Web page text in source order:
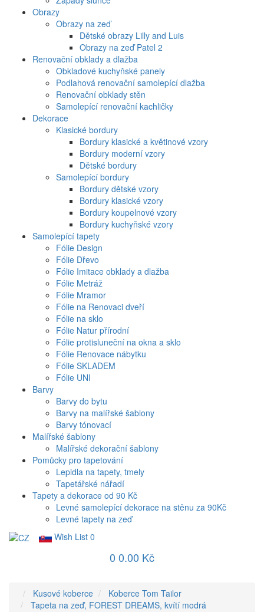
Obrazy
Obrazy na zeď
Dětské obrazy Lilly and Luis
Obrazy na zeď Patel 2
Renovační obklady a dlažba
Obkladové kuchyňské panely
Podlahová renovační samolepící dlažba
Renovační obklady stěn
Samolepící renovační kachličky
Dekorace
Klasické bordury
Bordury klasické a květinové vzory
Bordury moderní vzory
Dětské bordury
Samolepící bordury
Bordury dětské vzory
Bordury klasické vzory
Bordury koupelnové vzory
Bordury kuchyňské vzory
Samolepící tapety
Fólie Design
Fólie Dřevo
Fólie Imitace obklady a dlažba
Fólie Metráž
Fólie Mramor
Fólie na Renovaci dveří
Fólie na sklo
Fólie Natur přírodní
Fólie protisluneční na okna a sklo
Fólie Renovace nábytku
Fólie SKLADEM
Fólie UNI
Barvy
Barvy do bytu
Barvy na malířské šablony
Barvy tónovací
Malířské šablony
Malířské dekorační šablony
Pomůcky pro tapetování
Lepidla na tapety, tmely
Tapetářské nářadí
Tapety a dekorace od 90 Kč
Levné samolepící dekorace na stěnu za 90Kč
Levné tapety na zeď
Wish List 0
0 0.00 Kč
Kusové koberce
Koberce Tom Tailor
Tapeta na zeď, FOREST DREAMS, kvítí modrá